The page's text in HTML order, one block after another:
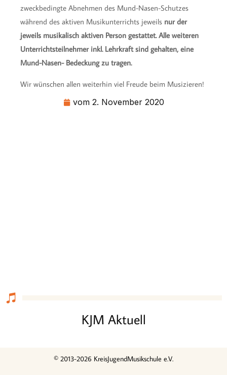
zweckbedingte Abnehmen des Mund-Nasen-Schutzes
während des aktiven Musikunterrichts jeweils nur der
jeweils musikalisch aktiven Person gestattet. Alle weiteren
Unterrichtsteilnehmer inkl. Lehrkraft sind gehalten, eine
Mund-Nasen- Bedeckung zu tragen.
Wir wünschen allen weiterhin viel Freude beim Musizieren!
vom 2. November 2020
KJM Aktuell
© 2013-2026 KreisJugendMusikschule e.V.